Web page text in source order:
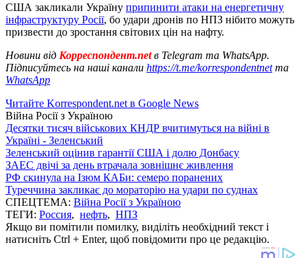
США закликали Україну припинити атаки на енергетичну
інфраструктуру Росії, бо удари дронів по НПЗ нібито можуть
призвести до зростання світових цін на нафту.
Новини від Корреспондент.netв Telegram та WhatsApp.
Підписуйтесь на наші канали https://t.me/korrespondentnetта
WhatsApp
Читайте Korrespondent.net в Google News
Війна Росії з Україною
Десятки тисяч військових КНДР вчитимуться на війні в
Україні - Зеленський
Зеленський оцінив гарантії США і долю Донбасу
ЗАЕС двічі за день втрачала зовнішнє живлення
РФ скинула на Ізюм КАБи: семеро поранених
Туреччина закликає до мораторію на удари по суднах
СПЕЦТЕМА: Війна Росії з Україною
ТЕГИ: Россия, нефть, НПЗ
Якщо ви помітили помилку, виділіть необхідний текст і
натисніть Ctrl + Enter, щоб повідомити про це редакцію.